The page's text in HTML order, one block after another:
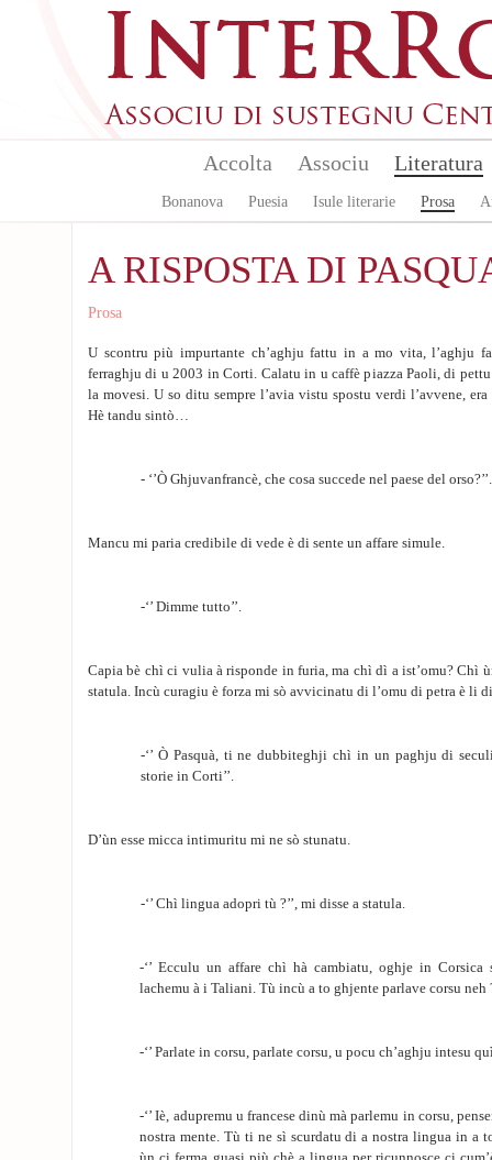
Accolta Associu Literatura
Bonanova Puesia Isule literarie Prosa
A RISPOSTA DI
Prosa
U scontru più impurtante ch’aghju fattu in a mo vita, l’aghju
ferraghju di u 2003 in Corti. Calatu in u caffè piazza Paoli, di
la movesi. U so ditu sempre l’avia vistu spostu verdi l’avvene,
Hè tandu sintò…
- ‘’Ò Ghjuvanfrancè, che cosa succede nel paese del orso?’’.
Mancu mi paria credibile di vede è di sente un affare simule.
-‘’ Dimme tutto’’.
Capia bè chì ci vulia à risponde in furia, ma chì dì a ist’omu? Chì
statula. Incù curagiu è forza mi sò avvicinatu di l’omu di petra è li
-‘’ Ò Pasquà, ti ne dubbiteghji chì in un paghju di
storie in Corti’’.
D’ùn esse micca intimuritu mi ne sò stunatu.
-‘’ Chì lingua adopri tù ?’’, mi disse a statula.
-‘’ Ecculu un affare chì hà cambiatu, oghje in
lachemu à i Taliani. Tù incù a to ghjente parlave corsu neh
-‘’ Parlate in corsu, parlate corsu, u pocu ch’aghju intesu
-‘’ Iè, adupremu u francese dinù mà parlemu in corsu,
nostra mente. Tù ti ne sì scurdatu di a nostra lingua in a